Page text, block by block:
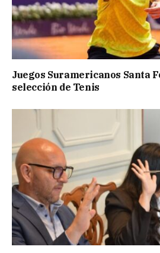
Juegos Suramericanos Santa
selección de Tenis